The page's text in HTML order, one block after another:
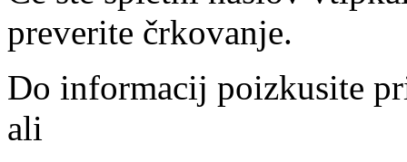
preverite črkovanje.
Do informacij poizkusite
ali